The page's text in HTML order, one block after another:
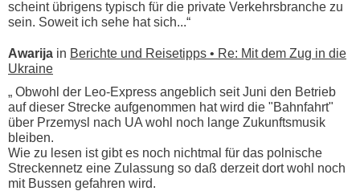
scheint übrigens typisch für die private Verkehrsbranche zu
sein. Soweit ich sehe hat sich...“
Awarija in Berichte und Reisetipps • Re: Mit dem Zug in die
Ukraine
„ Obwohl der Leo-Express angeblich seit Juni den Betrieb
auf dieser Strecke aufgenommen hat wird die "Bahnfahrt"
über Przemysl nach UA wohl noch lange Zukunftsmusik
bleiben.
Wie zu lesen ist gibt es noch nichtmal für das polnische
Streckennetz eine Zulassung so daß derzeit dort wohl noch
mit Bussen gefahren wird.